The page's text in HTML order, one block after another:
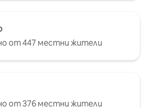
от 447 местни жители
от 376 местни жители